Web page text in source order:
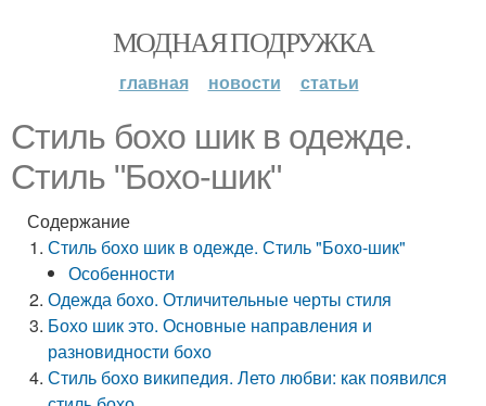
МОДНАЯ ПОДРУЖКА
главная новости статьи
Стиль бохо шик в одежде.
Стиль "Бохо-шик"
Содержание
Стиль бохо шик в одежде. Стиль "Бохо-шик"
Особенности
Одежда бохо. Отличительные черты стиля
Бохо шик это. Основные направления и
разновидности бохо
Стиль бохо википедия. Лето любви: как появился